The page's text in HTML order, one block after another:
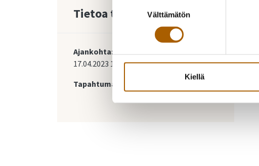
valinta
Välttämätön
Kiellä
Tietoa tapahtumasta
Ajankohta:
17.04.2023 16:12-30.04.202323:59
Tapahtumapaikka: